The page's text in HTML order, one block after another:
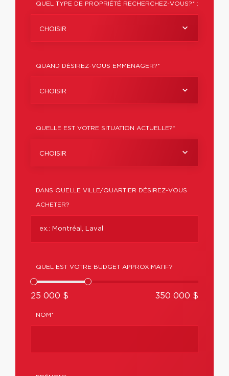
QUEL TYPE DE PROPRIÉTÉ RECHERCHEZ-VOUS?* :
CHOISIR
QUAND DÉSIREZ-VOUS EMMÉNAGER?*
CHOISIR
QUELLE EST VOTRE SITUATION ACTUELLE?*
CHOISIR
DANS QUELLE VILLE/QUARTIER DÉSIREZ-VOUS
ACHETER?
QUEL EST VOTRE BUDGET APPROXIMATIF?
25 000 $ 350 000 $
NOM*